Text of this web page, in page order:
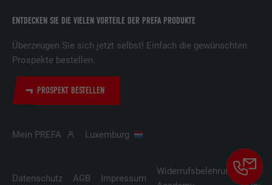
ENTDECKEN SIE DIE VIELEN VORTEILE DER PREFA PRODUKTE
Überzeugen Sie sich jetzt selbst! Einfach die gewünschten
Prospekte bestellen.
PROSPEKT BESTELLEN
Mein PREFA Luxemburg
Datenschutz AGB Impressum
Widerrufsbelehrung
Zweck
relevante Werbung basierend auf den
präsentieren.
Name lidc
Verwendet vom Social-Networking-Dienst